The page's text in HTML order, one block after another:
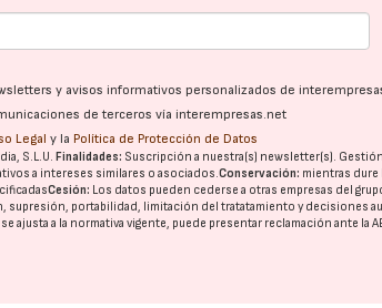
y avisos informativos personalizados de
de terceros vía interempresas.net
Legal y la Política de Protección de Datos
S.L.U.Finalidades: Suscripción a nuestra(s) newsletter(s).
a intereses similares o asociados.Conservación: mientras dure
Cesión: Los datos pueden cederse a otras empresas del
portabilidad, limitación del tratatamiento y decisiones
ajusta a la normativa vigente, puede presentar reclamación ante la